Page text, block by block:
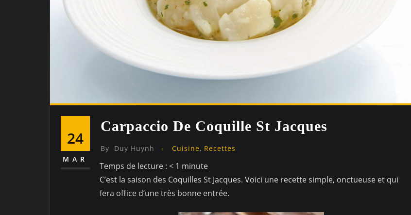
24
MAR
Carpaccio De Coquille St Jacques
By Duy Huynh Cuisine, Recettes
Temps de lecture : < 1 minute
C’est la saison des Coquilles St Jacques. Voici une recette simple, onctueuse et qui
fera office d’une très bonne entrée.